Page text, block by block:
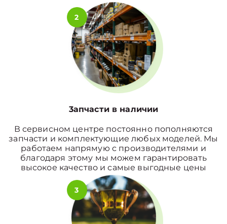
2
3апчасти в наличии
В сервисном центре постоянно пополняются
запчасти и комплектующие любых моделей. Мы
работаем напрямую с производителями и
благодаря этому мы можем гарантировать
высокое качество и самые выгодные цены
3